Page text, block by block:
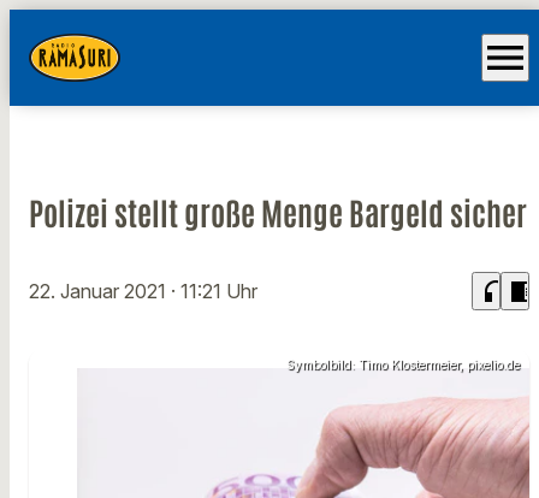
menu
Polizei stellt große Menge Bargeld sicher
22. Januar 2021 · 11:21 Uhr headphones chrome_reader_mode
Symbolbild: Timo Klostermeier, pixelio.de